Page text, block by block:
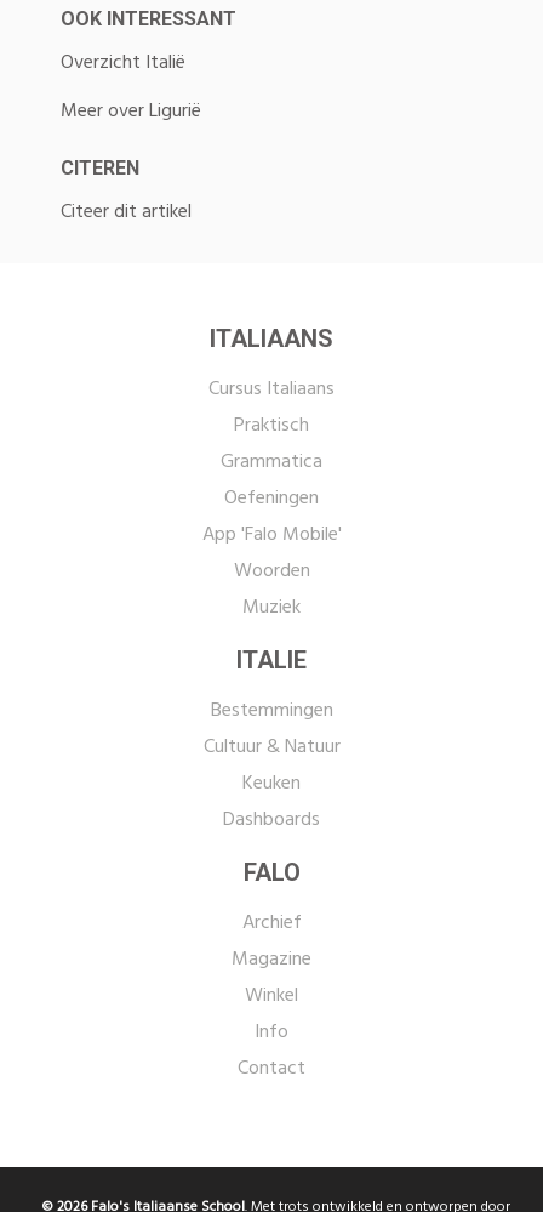
OOK INTERESSANT
Overzicht Italië
Meer over Ligurië
CITEREN
Citeer dit artikel
ITALIAANS
Cursus Italiaans
Praktisch
Grammatica
Oefeningen
App 'Falo Mobile'
Woorden
Muziek
ITALIE
Bestemmingen
Cultuur & Natuur
Keuken
Dashboards
FALO
Archief
Magazine
Winkel
Info
Contact
© 2026 Falo's Italiaanse School. Met trots ontwikkeld en ontworpen door